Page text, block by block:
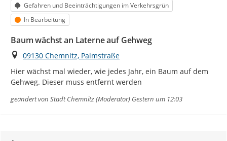
Kategorie
Gefahren und Beeinträchtigungen im Verkehrsgrün
Status
In Bearbeitung
Baum wächst an Laterne auf Gehweg
Ort
09130 Chemnitz, Palmstraße
Hier wächst mal wieder, wie jedes Jahr, ein Baum auf dem
Gehweg. Dieser muss entfernt werden
geändert von Stadt Chemnitz (Moderator) Gestern um 12:03